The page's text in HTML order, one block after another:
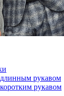
рукавом
рукавом